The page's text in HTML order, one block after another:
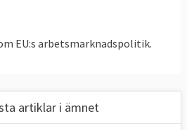
EU att säga till om på
har EU och
EU:s arbetsmarknadspolitik.
artiklar i ämnet